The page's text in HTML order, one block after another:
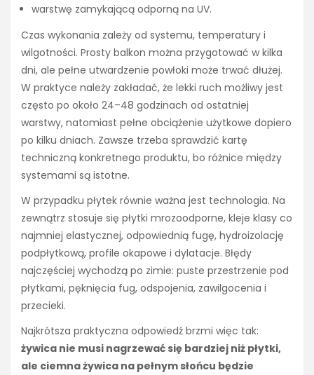
warstwę zamykającą odporną na UV.
Czas wykonania zależy od systemu, temperatury i
wilgotności. Prosty balkon można przygotować w kilka
dni, ale pełne utwardzenie powłoki może trwać dłużej.
W praktyce należy zakładać, że lekki ruch możliwy jest
często po około 24–48 godzinach od ostatniej
warstwy, natomiast pełne obciążenie użytkowe dopiero
po kilku dniach. Zawsze trzeba sprawdzić kartę
techniczną konkretnego produktu, bo różnice między
systemami są istotne.
W przypadku płytek równie ważna jest technologia. Na
zewnątrz stosuje się płytki mrozoodporne, kleje klasy co
najmniej elastycznej, odpowiednią fugę, hydroizolację
podpłytkową, profile okapowe i dylatacje. Błędy
najczęściej wychodzą po zimie: puste przestrzenie pod
płytkami, pęknięcia fug, odspojenia, zawilgocenia i
przecieki.
Najkrótsza praktyczna odpowiedź brzmi więc tak:
żywica nie musi nagrzewać się bardziej niż płytki,
ale ciemna żywica na pełnym słońcu będzie